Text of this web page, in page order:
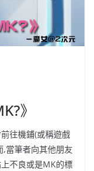
》
往機鋪(或稱遊戲
當筆者向其他朋友
不良或是MK的標